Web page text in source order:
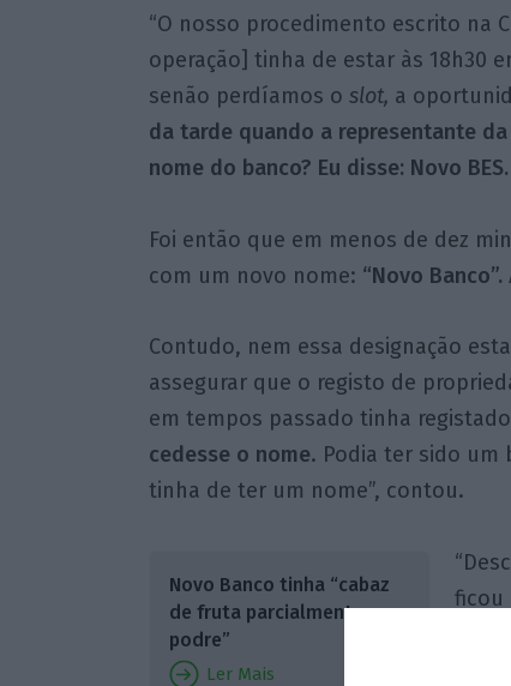
“O nosso procedimento escrito na
operação] tinha de estar às 18h30
senão perdíamos o slot, a
da tarde quando a representante
nome do banco? Eu disse: Novo
Foi então que em menos de dez
com um novo nome: “Novo Banco”.
Contudo, nem essa designação
assegurar que o registo de
em tempos passado tinha
cedesse o nome. Podia ter sido um
tinha de ter um nome”, contou.
Novo Banco tinha “cabaz
de fruta parcialmente
podre”
Ler Mais
ficou